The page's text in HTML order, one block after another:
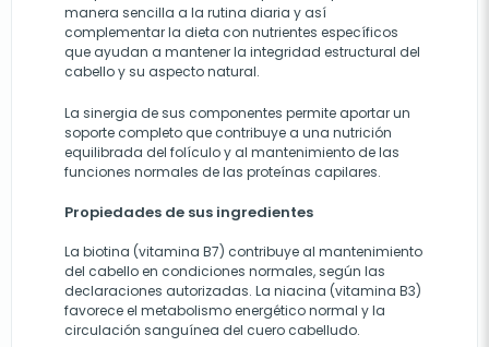
manera sencilla a la rutina diaria y así
complementar la dieta con nutrientes específicos
que ayudan a mantener la integridad estructural del
cabello y su aspecto natural.
La sinergia de sus componentes permite aportar un
soporte completo que contribuye a una nutrición
equilibrada del folículo y al mantenimiento de las
funciones normales de las proteínas capilares.
Propiedades de sus ingredientes
La biotina (vitamina B7) contribuye al mantenimiento
del cabello en condiciones normales, según las
declaraciones autorizadas. La niacina (vitamina B3)
favorece el metabolismo energético normal y la
circulación sanguínea del cuero cabelludo.